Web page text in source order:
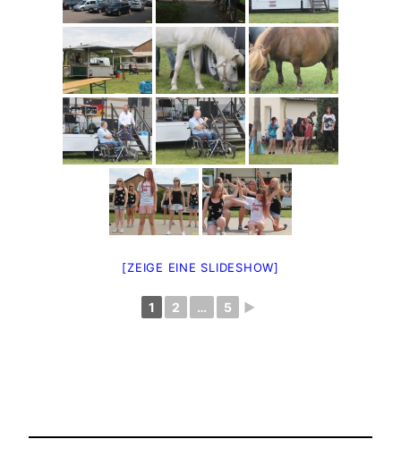
[ZEIGE EINE SLIDESHOW]
1 2 … 5 ►